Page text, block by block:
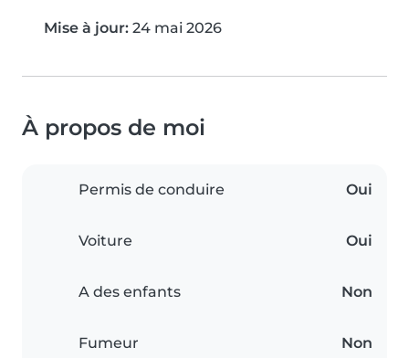
Mise à jour: 24 mai 2026
À propos de moi
Permis de conduire Oui
Voiture Oui
A des enfants Non
Fumeur Non